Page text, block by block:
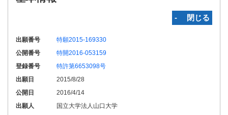
‐ 閉じる
出願番号
特願2015-169330
公開番号
特開2016-053159
登録番号
特許第6653098号
出願日
2015/8/28
公開日
2016/4/14
出願人
国立大学法人山口大学